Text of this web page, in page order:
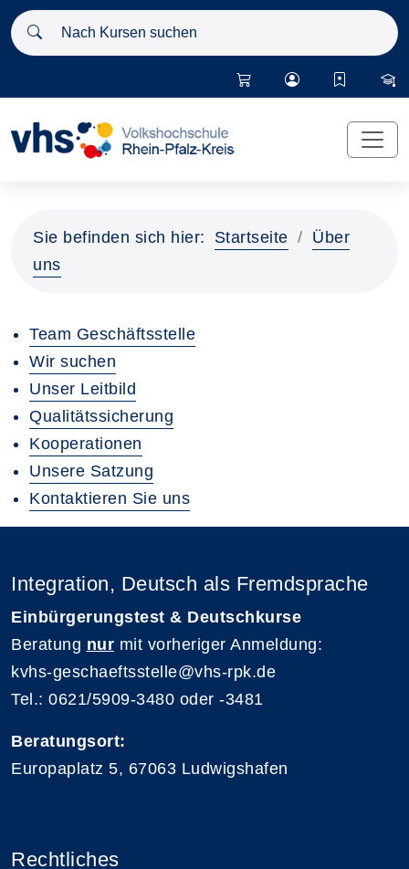
Nach Kursen suchen
Sie befinden sich hier: Startseite
Über
uns
Team Geschäftsstelle
Wir suchen
Unser Leitbild
Qualitätssicherung
Kooperationen
Unsere Satzung
Kontaktieren Sie uns
Integration, Deutsch als Fremdsprache
Einbürgerungstest & Deutschkurse
Beratung nur mit vorheriger Anmeldung:
kvhs-geschaeftsstelle@vhs-rpk.de
Tel.: 0621/5909-3480 oder -3481
Beratungsort:
Europaplatz 5, 67063 Ludwigshafen
Rechtliches